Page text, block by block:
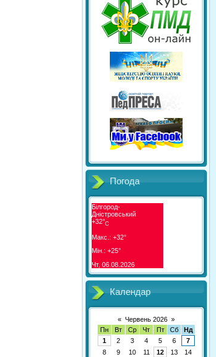
Погода
Білгород-
Дністровський
+32°C
Макс.: +32°
Мін.: +25°
Чт, 06.08.2026
Календар
« Червень 2026 »
Пн
Вт Ср Чт Пт Сб
Нд
1
2 3 4 5 6
7
8
9 10 11 12 13
14